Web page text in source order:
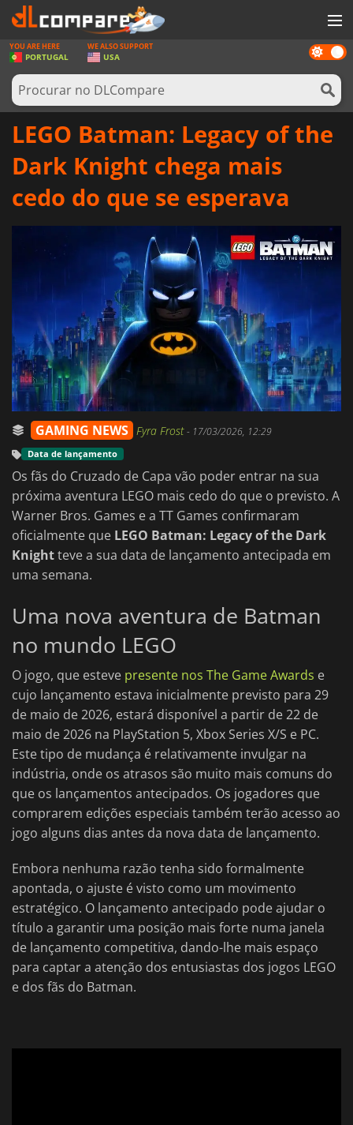
JOGOS
GAME CARDS
SOFTWARE
ENTRAR OU REGISTAR
Dark
mode
YOU ARE HERE
PORTUGAL
WE ALSO SUPPORT
USA
LEGO Batman: Legacy of the
Dark Knight chega mais
cedo do que se esperava
GAMING NEWS Fyra Frost- 17/03/2026, 12:29
Data de lançamento
Os fãs do Cruzado de Capa vão poder entrar na sua
próxima aventura LEGO mais cedo do que o previsto. A
Warner Bros. Games e a TT Games confirmaram
oficialmente que LEGO Batman: Legacy of the Dark
Knightteve a sua data de lançamento antecipada em
uma semana.
Uma nova aventura de Batman
no mundo LEGO
O jogo, que esteve presente nos The Game Awards e
cujo lançamento estava inicialmente previsto para 29
de maio de 2026, estará disponível a partir de 22 de
maio de 2026 na PlayStation 5, Xbox Series X/S e PC.
Este tipo de mudança é relativamente invulgar na
indústria, onde os atrasos são muito mais comuns do
que os lançamentos antecipados. Os jogadores que
comprarem edições especiais também terão acesso ao
jogo alguns dias antes da nova data de lançamento.
Embora nenhuma razão tenha sido formalmente
apontada, o ajuste é visto como um movimento
estratégico. O lançamento antecipado pode ajudar o
título a garantir uma posição mais forte numa janela
de lançamento competitiva, dando-lhe mais espaço
para captar a atenção dos entusiastas dos jogos LEGO
e dos fãs do Batman.